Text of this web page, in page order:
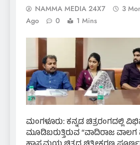
NAMMA MEDIA 24X7
3
Ago
0 1 Mins
ಮಂಗಳೂರು: ಕನ್ನಡ ಚಿತ್ರರಂಗದಲ್ಲಿ
ಮೂಡಿಬರುತ್ತಿರುವ “ವಾದಿರಾಜ